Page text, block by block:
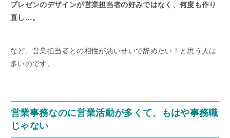
プレゼンのデザインが営業担当者の好みではなく、何度も作り
直し…。
など、営業担当者との相性が悪いせいで辞めたい！と思う人は
多いのです。
営業事務なのに営業活動が多くて、もはや事務職
じゃない